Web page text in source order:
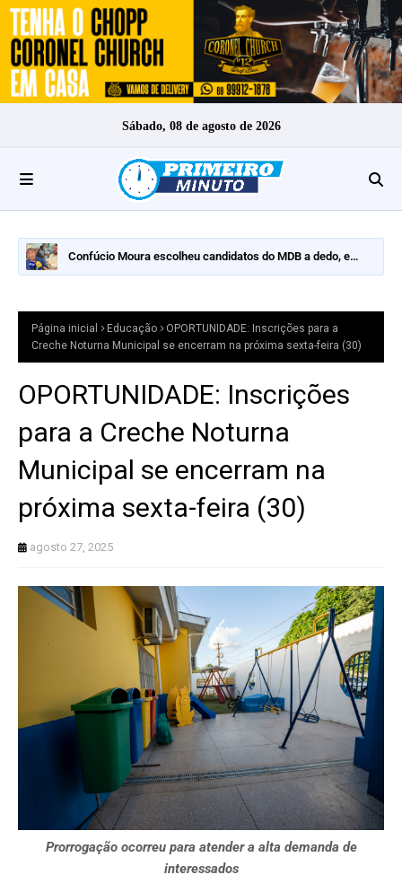
Sábado, 08 de agosto de 2026
Confúcio Moura escolheu candidatos do MDB a dedo, e
Página inicial Educação
OPORTUNIDADE: Inscrições para a
Creche Noturna Municipal se encerram na próxima sexta-feira (30)
OPORTUNIDADE: Inscrições
para a Creche Noturna
Municipal se encerram na
próxima sexta-feira (30)
agosto 27, 2025
Prorrogação ocorreu para atender a alta demanda de
interessados